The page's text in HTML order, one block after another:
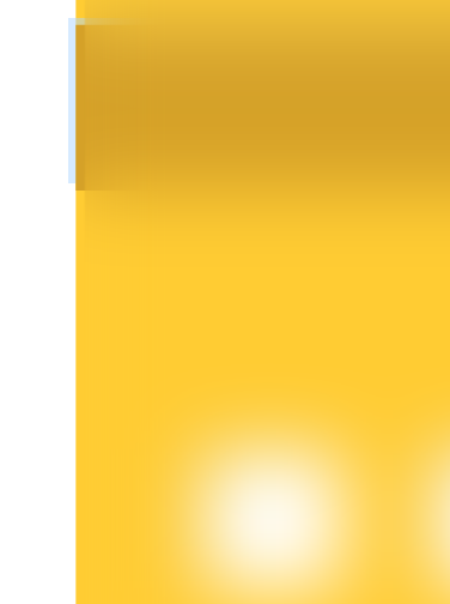
Эксклюзивные инвестиции для владельцев BTR